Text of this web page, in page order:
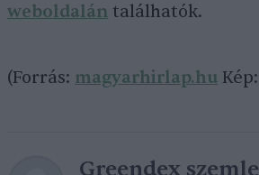
weboldalán találhatók.
(Forrás: magyarhirlap.hu Kép:
Greendex szemle